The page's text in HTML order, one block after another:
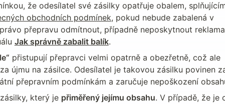
že odesílatel své zásilky opatřuje obalem,
obchodních podmínek, pokud nebude zabalená v
přepravu odmítnout, případně neposkytnout
Jak správně zabalit balík.
přistupují přepravci velmi opatrně a obezřetně, což ale
újmu na zásilce. Odesílatel je takovou zásilku povinen
přepravním podmínkám a zaručuje nepoškození
který je přiměřený jejímu obsahu. V případě, že je